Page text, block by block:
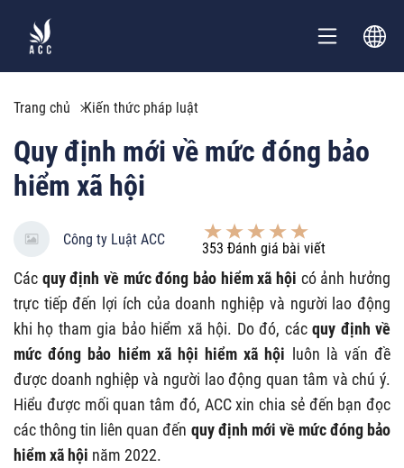
Trang chủ Kiến thức pháp luật
Quy định mới về mức đóng bảo
hiểm xã hội
Công ty Luật ACC
353 Đánh giá bài viết
Các quy định về mức đóng bảo hiểm xã hội có ảnh hưởng
trực tiếp đến lợi ích của doanh nghiệp và người lao động
khi họ tham gia bảo hiểm xã hội. Do đó, cácquy định về
mức đóng bảo hiểm xã hội hiểm xã hội luôn là vấn đề
được doanh nghiệp và người lao động quan tâm và chú ý.
Hiểu được mối quan tâm đó, ACC xin chia sẻ đến bạn đọc
các thông tin liên quan đến quy định mới về mức đóng bảo
hiểm xã hội năm 2022.